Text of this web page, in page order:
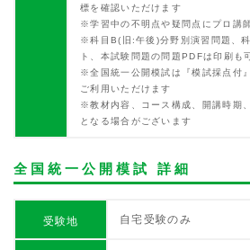
標を確認いただけます
※学習中の不明点や疑問点にプロ講
※科目B(旧:午後)分野別演習問題、
ト、本試験問題の問題PDFは印刷も
※全国統一公開模試は『模試採点付
ご利用いただけます
※教材内容、コース構成、開講時期
となる場合がございます
全国統一公開模試 詳細
受験地 自宅受験のみ